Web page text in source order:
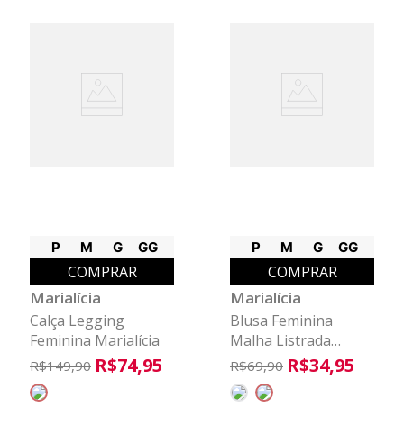
P M G GG
COMPRAR
Marialícia
Calça Legging
Feminina Marialícia
R$149,90 R$74,95
P M G GG
COMPRAR
Marialícia
Blusa Feminina
Malha Listrada
Regular Marialícia
Verde
R$69,90 R$34,95